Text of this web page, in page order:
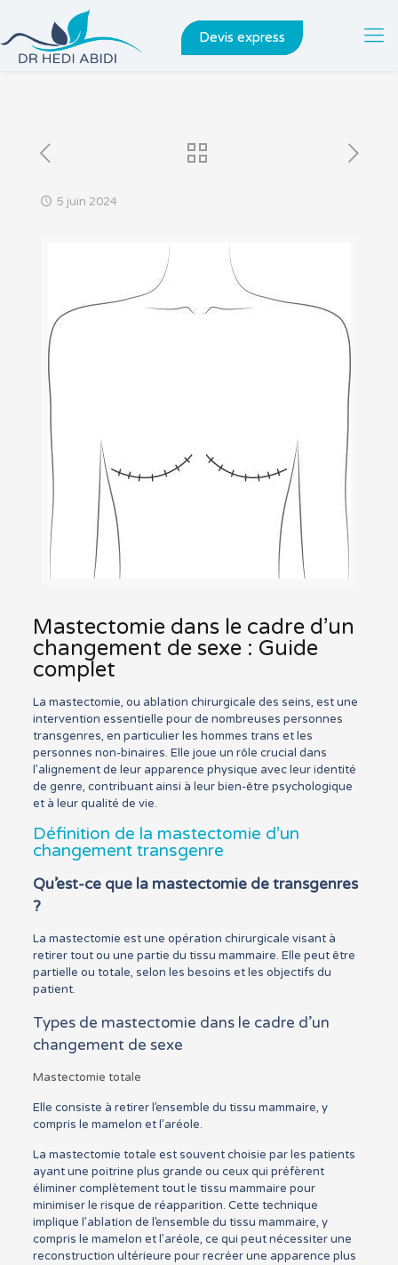
Devis express
5 juin 2024
Mastectomie dans le cadre d’un
changement de sexe : Guide
complet
La mastectomie, ou ablation chirurgicale des seins, est une
intervention essentielle pour de nombreuses personnes
transgenres, en particulier les hommes trans et les
personnes non-binaires. Elle joue un rôle crucial dans
l’alignement de leur apparence physique avec leur identité
de genre, contribuant ainsi à leur bien-être psychologique
et à leur qualité de vie.
Définition de la mastectomie d’un
changement transgenre
Qu’est-ce que la mastectomie de transgenres
?
La mastectomie est une opération chirurgicale visant à
retirer tout ou une partie du tissu mammaire. Elle peut être
partielle ou totale, selon les besoins et les objectifs du
patient.
Types de mastectomie dans le cadre d’un
changement de sexe
Mastectomie totale
Elle consiste à retirer l’ensemble du tissu mammaire, y
compris le mamelon et l’aréole.
La mastectomie totale est souvent choisie par les patients
ayant une poitrine plus grande ou ceux qui préfèrent
éliminer complètement tout le tissu mammaire pour
minimiser le risque de réapparition. Cette technique
implique l’ablation de l’ensemble du tissu mammaire, y
compris le mamelon et l’aréole, ce qui peut nécessiter une
reconstruction ultérieure pour recréer une apparence plus